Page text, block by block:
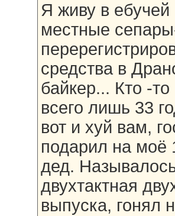
Я живу в
местные
средства в
байкер... Кто -
всего лишь 33
вот и хуй вам,
подарил на моё
дед.
двухтактная
выпуска, гонял